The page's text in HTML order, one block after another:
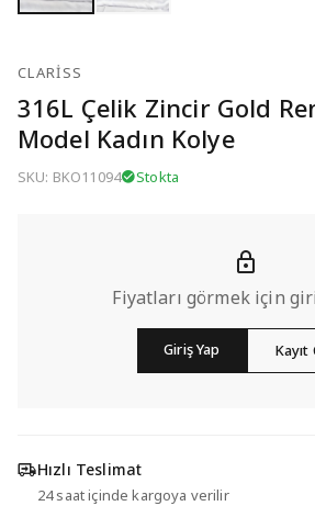
CLARISS
316L Çelik Zincir Gold
Model Kadın Kolye
SKU: BKO11094 Stokta
Fiyatları görmek için
Giriş Yap Kayıt
Hızlı Teslimat
24 saat içinde kargoya verilir